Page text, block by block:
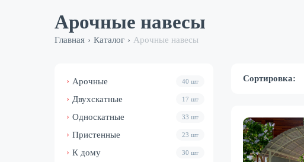
Арочные навесы
Главная › Каталог › Арочные навесы
Арочные 40 шт
Двухскатные 17 шт
Односкатные 33 шт
Пристенные 23 шт
К дому 30 шт
Сортировка: